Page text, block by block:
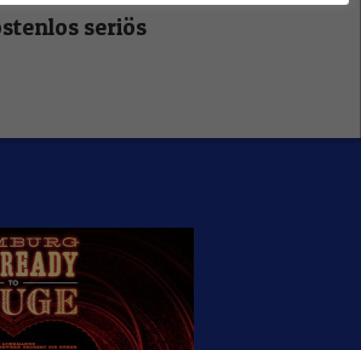
seriös